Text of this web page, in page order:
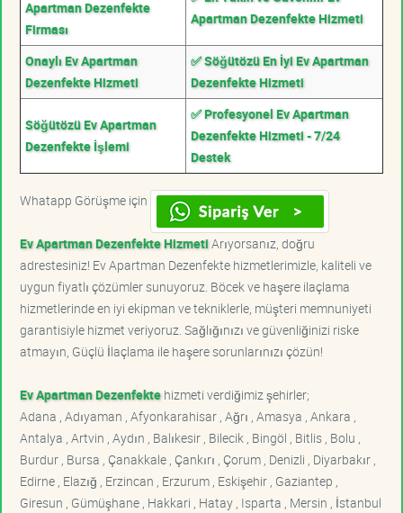
Apartman Dezenfekte
Firması
Apartman Dezenfekte Hizmeti
Onaylı Ev Apartman
Dezenfekte Hizmeti
✅ Söğütözü En İyi Ev Apartman
Dezenfekte Hizmeti
Söğütözü Ev Apartman
Dezenfekte İşlemi
✅ Profesyonel Ev Apartman
Dezenfekte Hizmeti - 7/24
Destek
Whatapp Görüşme için
Ev Apartman Dezenfekte HizmetiArıyorsanız, doğru
adrestesiniz! Ev Apartman Dezenfekte hizmetlerimizle, kaliteli ve
uygun fiyatlı çözümler sunuyoruz. Böcek ve haşere ilaçlama
hizmetlerinde en iyi ekipman ve tekniklerle, müşteri memnuniyeti
garantisiyle hizmet veriyoruz. Sağlığınızı ve güvenliğinizi riske
atmayın, Güçlü İlaçlama ile haşere sorunlarınızı çözün!
Ev Apartman Dezenfektehizmeti verdiğimiz şehirler;
Adana , Adıyaman , Afyonkarahisar , Ağrı , Amasya , Ankara ,
Antalya , Artvin , Aydın , Balıkesir , Bilecik , Bingöl , Bitlis , Bolu ,
Burdur , Bursa , Çanakkale , Çankırı , Çorum , Denizli , Diyarbakır ,
Edirne , Elazığ , Erzincan , Erzurum , Eskişehir , Gaziantep ,
Giresun , Gümüşhane , Hakkari , Hatay , Isparta , Mersin , İstanbul